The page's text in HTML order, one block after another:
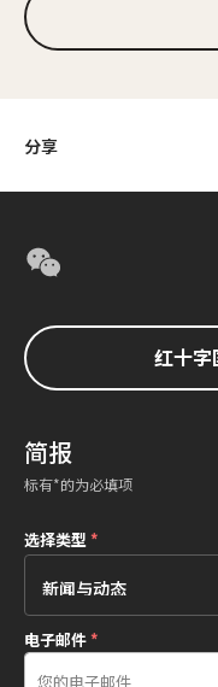
分享
红十字
简报
标有*的为必填项
选择类型*
电子邮件*